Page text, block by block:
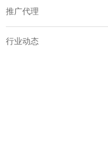
推广代理
行业动态